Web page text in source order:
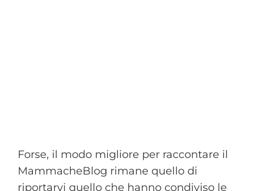
Forse, il modo migliore per raccontare il
MammacheBlog rimane quello di
riportarvi quello che hanno condiviso le